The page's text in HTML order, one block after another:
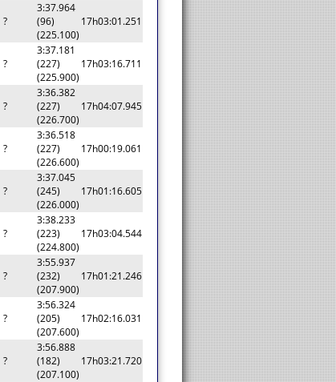
?
3:37.964
(96)
(225.100)
17h03:01.251
?
3:37.181
(227)
(225.900)
17h03:16.711
?
3:36.382
(227)
(226.700)
17h04:07.945
?
3:36.518
(227)
(226.600)
17h00:19.061
?
3:37.045
(245)
(226.000)
17h01:16.605
?
3:38.233
(223)
(224.800)
17h03:04.544
?
3:55.937
(232)
(207.900)
17h01:21.246
?
3:56.324
(205)
(207.600)
17h02:16.031
?
3:56.888
(182)
(207.100)
17h03:21.720